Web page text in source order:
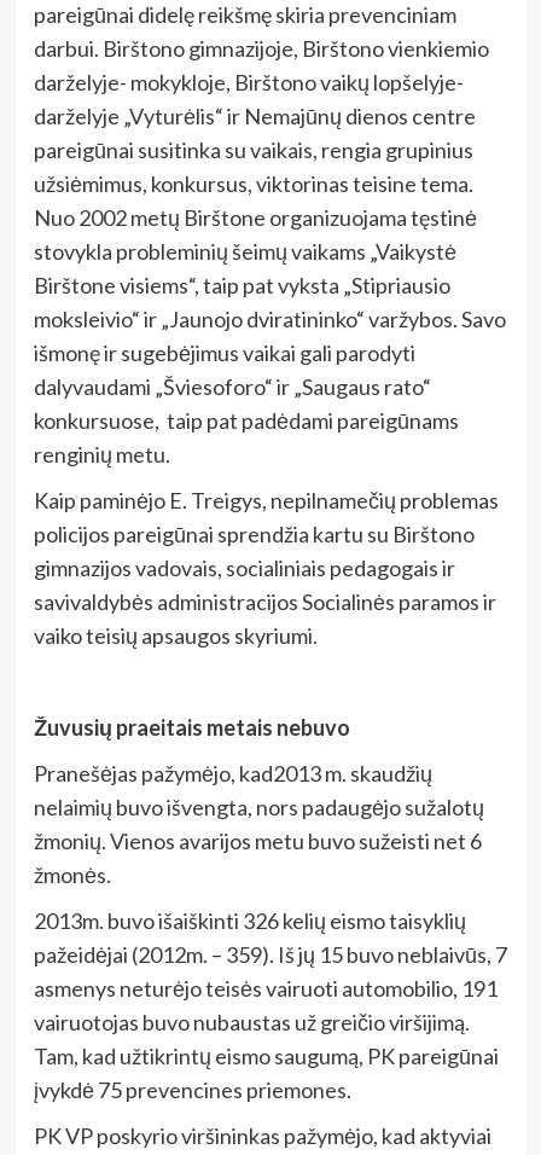
pareigūnai didelę reikšmę skiria prevenciniam
darbui. Birštono gimnazijoje, Birštono vienkiemio
darželyje- mokykloje, Birštono vaikų lopšelyje-
darželyje „Vyturėlis“ ir Nemajūnų dienos centre
pareigūnai susitinka su vaikais, rengia grupinius
užsiėmimus, konkursus, viktorinas teisine tema.
Nuo 2002 metų Birštone organizuojama tęstinė
stovykla probleminių šeimų vaikams „Vaikystė
Birštone visiems“, taip pat vyksta „Stipriausio
moksleivio“ ir „Jaunojo dviratininko“ varžybos. Savo
išmonę ir sugebėjimus vaikai gali parodyti
dalyvaudami „Šviesoforo“ ir „Saugaus rato“
konkursuose, taip pat padėdami pareigūnams
renginių metu.
Kaip paminėjo E. Treigys, nepilnamečių problemas
policijos pareigūnai sprendžia kartu su Birštono
gimnazijos vadovais, socialiniais pedagogais ir
savivaldybės administracijos Socialinės paramos ir
vaiko teisių apsaugos skyriumi.
Žuvusių praeitais metais nebuvo
Pranešėjas pažymėjo, kad2013 m. skaudžių
nelaimių buvo išvengta, nors padaugėjo sužalotų
žmonių. Vienos avarijos metu buvo sužeisti net 6
žmonės.
2013m. buvo išaiškinti 326 kelių eismo taisyklių
pažeidėjai (2012m. – 359). Iš jų 15 buvo neblaivūs, 7
asmenys neturėjo teisės vairuoti automobilio, 191
vairuotojas buvo nubaustas už greičio viršijimą.
Tam, kad užtikrintų eismo saugumą, PK pareigūnai
įvykdė 75 prevencines priemones.
PK VP poskyrio viršininkas pažymėjo, kad aktyviai